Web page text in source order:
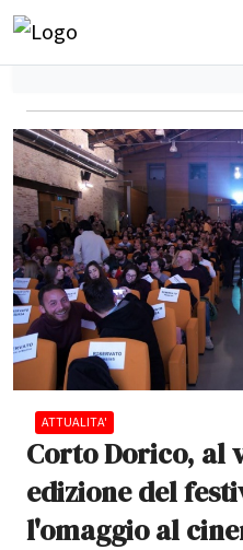
ATTUALITA'
Corto Dorico, al
edizione del
l'omaggio al